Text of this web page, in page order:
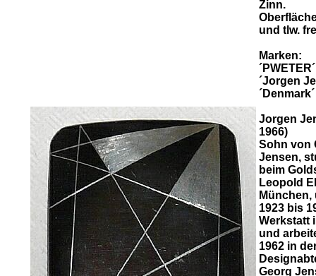
Zinn.
und tlw.
Marken:
´Jorgen
´Denmark´
Jorgen
1966)
Sohn von
Jensen,
beim
Leopold
1923 bis
Werkstatt
und
1962 in
Georg